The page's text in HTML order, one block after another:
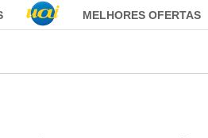
MELHORES OFERTAS